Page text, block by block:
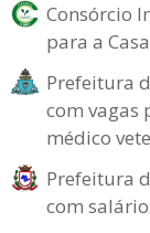
Consórcio
para a
Prefeitura
com vagas
médico
Prefeitura
com